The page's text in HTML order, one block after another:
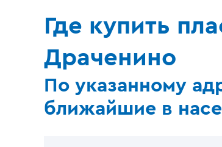
Где купить
Драченино
По указанному
ближайшие в